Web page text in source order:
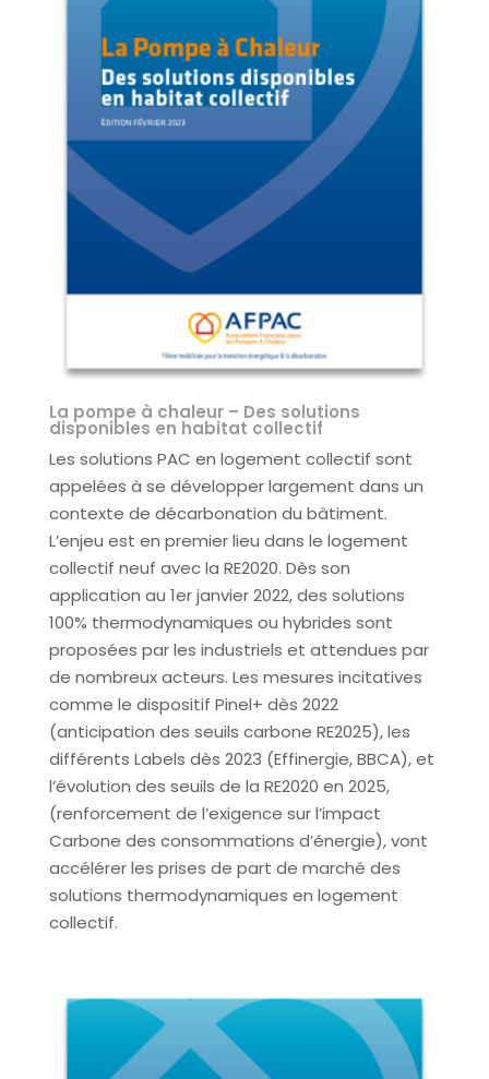
La pompe à chaleur – Des solutions
disponibles en habitat collectif
Les solutions PAC en logement collectif sont
appelées à se développer largement dans un
contexte de décarbonation du bâtiment.
L’enjeu est en premier lieu dans le logement
collectif neuf avec la RE2020. Dès son
application au 1er janvier 2022, des solutions
100% thermodynamiques ou hybrides sont
proposées par les industriels et attendues par
de nombreux acteurs. Les mesures incitatives
comme le dispositif Pinel+ dès 2022
(anticipation des seuils carbone RE2025), les
différents Labels dès 2023 (Effinergie, BBCA), et
l’évolution des seuils de la RE2020 en 2025,
(renforcement de l’exigence sur l’impact
Carbone des consommations d’énergie), vont
accélérer les prises de part de marché des
solutions thermodynamiques en logement
collectif.